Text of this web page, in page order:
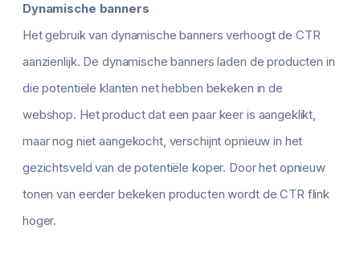
Dynamische banners
Het gebruik van dynamische banners verhoogt de CTR
aanzienlijk. De dynamische banners laden de producten in
die potentiële klanten net hebben bekeken in de
webshop. Het product dat een paar keer is aangeklikt,
maar nog niet aangekocht, verschijnt opnieuw in het
gezichtsveld van de potentiële koper. Door het opnieuw
tonen van eerder bekeken producten wordt de CTR flink
hoger.